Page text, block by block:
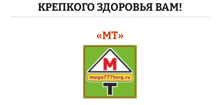
КРЕПКОГО ЗДОРОВЬЯ ВАМ!
«МТ»